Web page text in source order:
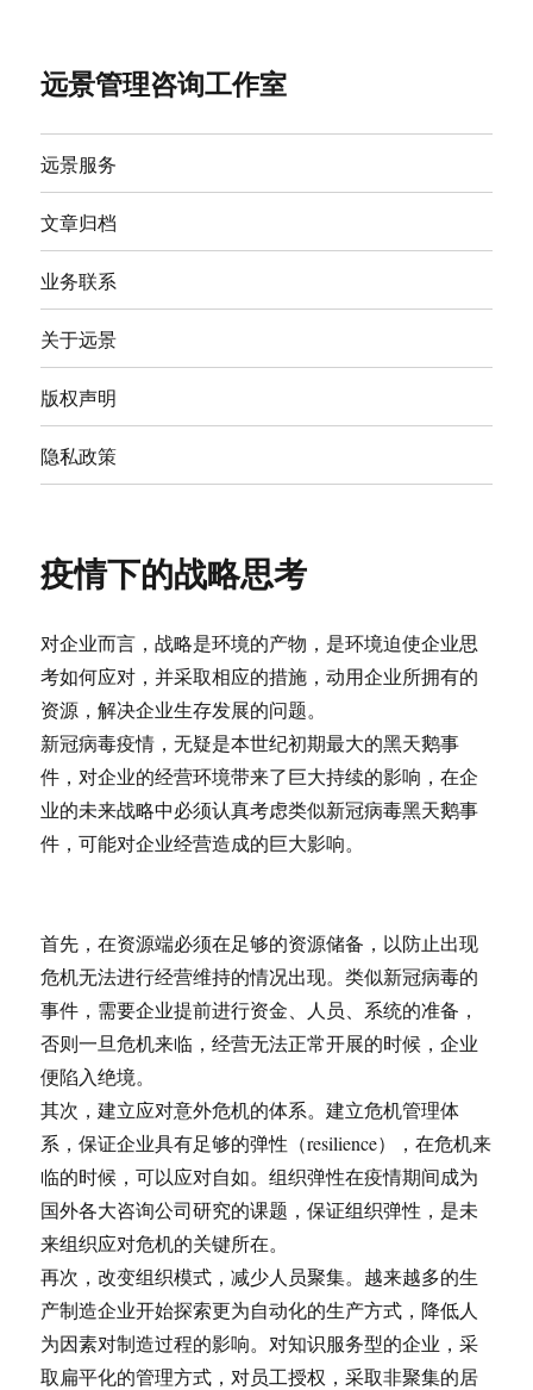
远景管理咨询工作室
远景服务
文章归档
业务联系
关于远景
版权声明
隐私政策
疫情下的战略思考
对企业而言，战略是环境的产物，是环境迫使企业思
考如何应对，并采取相应的措施，动用企业所拥有的
资源，解决企业生存发展的问题。
新冠病毒疫情，无疑是本世纪初期最大的黑天鹅事
件，对企业的经营环境带来了巨大持续的影响，在企
业的未来战略中必须认真考虑类似新冠病毒黑天鹅事
件，可能对企业经营造成的巨大影响。
首先，在资源端必须在足够的资源储备，以防止出现
危机无法进行经营维持的情况出现。类似新冠病毒的
事件，需要企业提前进行资金、人员、系统的准备，
否则一旦危机来临，经营无法正常开展的时候，企业
便陷入绝境。
其次，建立应对意外危机的体系。建立危机管理体
系，保证企业具有足够的弹性（resilience），在危机来
临的时候，可以应对自如。组织弹性在疫情期间成为
国外各大咨询公司研究的课题，保证组织弹性，是未
来组织应对危机的关键所在。
再次，改变组织模式，减少人员聚集。越来越多的生
产制造企业开始探索更为自动化的生产方式，降低人
为因素对制造过程的影响。对知识服务型的企业，采
取扁平化的管理方式，对员工授权，采取非聚集的居